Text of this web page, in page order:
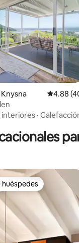
92 reseñas
4.88
interiores ·
preferido